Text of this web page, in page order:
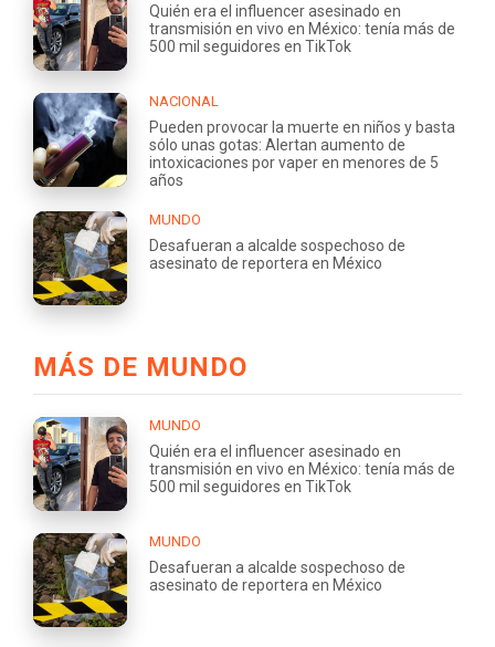
Quién era el influencer asesinado en
transmisión en vivo en México: tenía más de
500 mil seguidores en TikTok
NACIONAL
Pueden provocar la muerte en niños y basta
sólo unas gotas: Alertan aumento de
intoxicaciones por vaper en menores de 5
años
MUNDO
Desafueran a alcalde sospechoso de
asesinato de reportera en México
MÁS DE MUNDO
MUNDO
Quién era el influencer asesinado en
transmisión en vivo en México: tenía más de
500 mil seguidores en TikTok
MUNDO
Desafueran a alcalde sospechoso de
asesinato de reportera en México